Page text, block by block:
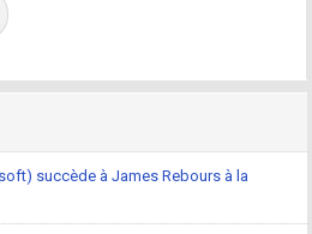
succède à James Rebours à la